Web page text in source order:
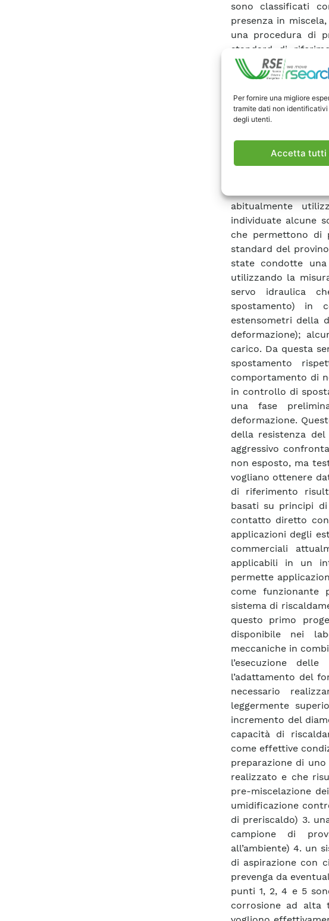
Per fornire una migliore
tramite dati non
degli utenti.
Accetta tutti
sono classificati
presenza in
una procedura di
standard di
secondo ASTM
– l’applicazione di
quella standard di
termocoppie di
presenza del
ipotizzata anche la
abitualmente
individuate alcune
che permettono di
standard del
state condotte
utilizzando la
servo idraulica
spostamento) in
estensometri della
deformazione);
carico. Da questa
spostamento
comportamento di
in controllo di
una fase
deformazione.
della resistenza
aggressivo
non esposto, ma
vogliano ottenere
di riferimento
basati su principi
contatto diretto
applicazioni degli
commerciali
applicabili in un
permette
come funzionante
sistema di
questo primo
disponibile nei
meccaniche in
l’esecuzione
l’adattamento del
necessario
leggermente
incremento del
capacità di
come effettive
preparazione di
realizzato e che
pre-miscelazione
umidificazione
di preriscaldo) 3.
campione di
all’ambiente) 4. un
di aspirazione con
prevenga da
punti 1, 2, 4 e 5
corrosione ad alta